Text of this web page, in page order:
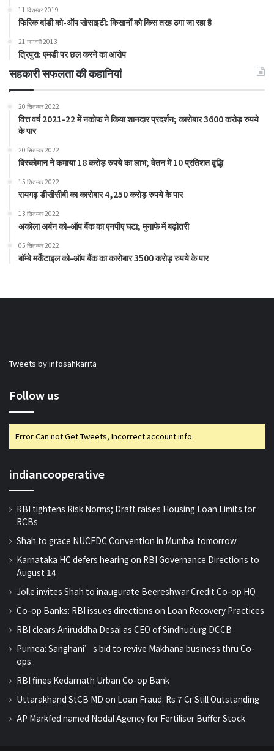
11 दिसम्बर 2019
फिरिक दांडी को-ऑप सोसाइटी: किसानों को किस तरह ठगा जा रहा है
21 जनवरी 2013
त्रिपुरा: एमडी पर छल करने का आरोप
सहकारी सफलता की कहानियां
20 सितम्बर 2022
वित्त वर्ष 2021-22 में नकोफ ने किया शानदार प्रदर्शन; कारोबार 3600 करोड़ रुपये
के पार
20 सितम्बर 2022
बिस्कोमान ने कमाया 18 करोड़ रुपये का लाभ; वेतन में 10 प्रतिशत वृद्धि
15 सितम्बर 2022
रायगढ़ डीसीसीबी का कारोबार 4,250 करोड़ रुपये के पार
13 सितम्बर 2022
अकोला अर्बन को-ऑप बैंक का एनपीए घटा; मुनाफे में बढ़ोतरी
05 सितम्बर 2022
बॉम्बे मर्केंटाइल को-ऑप बैंक का कारोबार 3500 करोड़ रुपये के पार
Tweets by infosahkarita
Follow us
Error Can not Get Tweets, Incorrect account info.
indiancooperative
RBI tightens Risk Norms; Draft raises Housing Loan Limits for
RCBs
Shah to grace NUCFDC Convention in Mumbai tomorrow
Karnataka HC defers hearing on RBI Governance Directions to
August 14
Jolle invites Shah to inaugurate Beereshwar Credit Co-op HQ
Co-op Banks: RBI issues directions on Loan Recovery Practices
RBI clears Aniruddha Desai as CEO of Sindhudurg DCCB
Purnea: Sanghani’s bid to revive Makhana business thru Co-
ops
RBI fines Kedarnath Urban Co-op Bank
Uttarakhand StCB MD on Loan Fraud: Rs 7 Cr Still Outstanding
AP Markfed named Nodal Agency for Fertiliser Buffer Stock